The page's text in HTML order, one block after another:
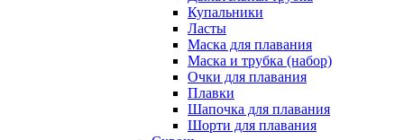
Купальники
Ласты
Маска для плавания
Маска и трубка (набор)
Очки для плавания
Плавки
Шапочка для плавания
Шорти для плавания